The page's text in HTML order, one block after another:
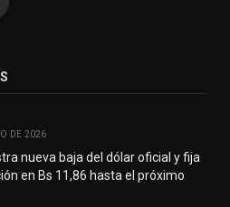
DE 2026
nueva baja del dólar oficial y fija
en Bs 11,86 hasta el próximo